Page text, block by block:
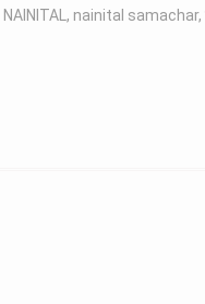
NAINITAL, nainital samachar,